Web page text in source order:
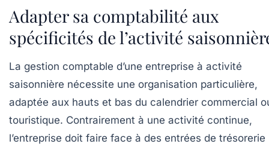
Adapter sa comptabilité aux
spécificités de l’activité
La gestion comptable d’une entreprise à activité
saisonnière nécessite une organisation particulière,
adaptée aux hauts et bas du calendrier commercial
touristique. Contrairement à une activité continue,
l’entreprise doit faire face à des entrées de trésorerie